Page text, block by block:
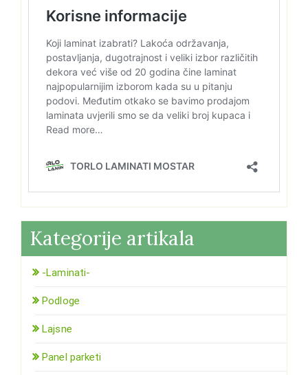
Kategorije artikala
-Laminati-
Podloge
Lajsne
Panel parketi